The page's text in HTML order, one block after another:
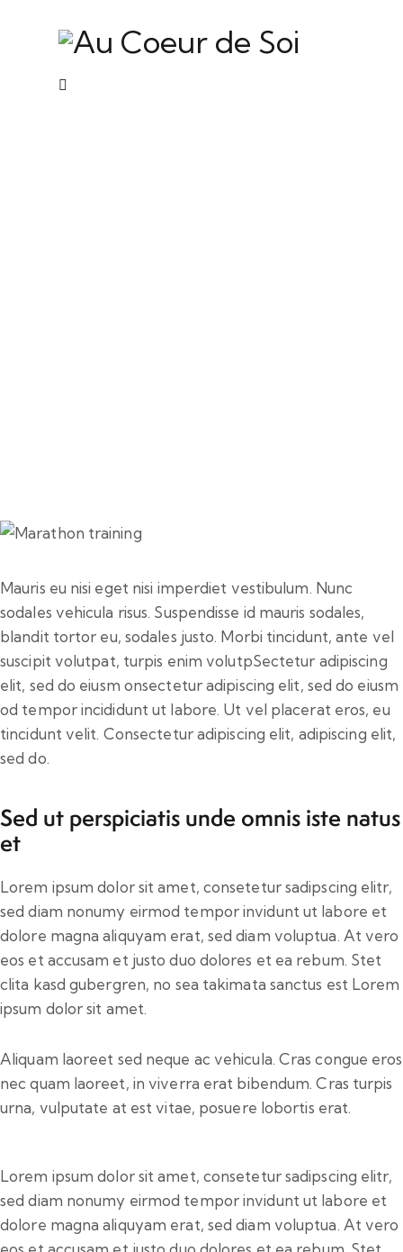
Mauris eu nisi eget nisi imperdiet vestibulum. Nunc
sodales vehicula risus. Suspendisse id mauris sodales,
blandit tortor eu, sodales justo. Morbi tincidunt, ante vel
suscipit volutpat, turpis enim volutpSectetur adipiscing
elit, sed do eiusm onsectetur adipiscing elit, sed do eiusm
od tempor incididunt ut labore. Ut vel placerat eros, eu
tincidunt velit. Consectetur adipiscing elit, adipiscing elit,
sed do.
Sed ut perspiciatis unde omnis iste natus
et
Lorem ipsum dolor sit amet, consetetur sadipscing elitr,
sed diam nonumy eirmod tempor invidunt ut labore et
dolore magna aliquyam erat, sed diam voluptua. At vero
eos et accusam et justo duo dolores et ea rebum. Stet
clita kasd gubergren, no sea takimata sanctus est Lorem
ipsum dolor sit amet.
Aliquam laoreet sed neque ac vehicula. Cras congue eros
nec quam laoreet, in viverra erat bibendum. Cras turpis
urna, vulputate at est vitae, posuere lobortis erat.
Lorem ipsum dolor sit amet, consetetur sadipscing elitr,
sed diam nonumy eirmod tempor invidunt ut labore et
dolore magna aliquyam erat, sed diam voluptua. At vero